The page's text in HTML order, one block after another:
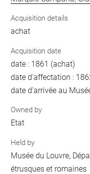
Acquisition details
achat
Acquisition date
date : 1861 (achat)
date d'affectation :
date d'arrivée au
Owned by
Etat
Held by
Musée du Louvre,
étrusques et romaines